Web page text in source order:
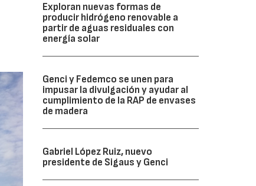
Exploran nuevas formas de
producir hidrógeno renovable a
partir de aguas residuales con
energía solar
Genci y Fedemco se unen para
impusar la divulgación y ayudar al
cumplimiento de la RAP de envases
de madera
Gabriel López Ruiz, nuevo
presidente de Sigaus y Genci